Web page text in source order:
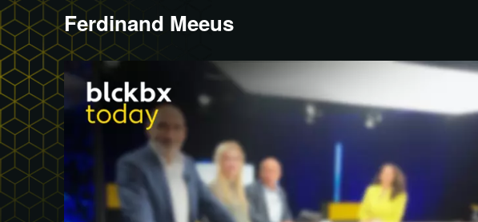
Ferdinand Meeus